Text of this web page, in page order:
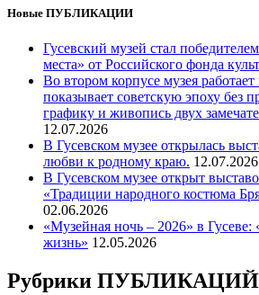
Новые ПУБЛИКАЦИИ
Гусевский музей стал
места» от Российского фонда
Во втором корпусе музея работает
показывает советскую эпоху без
графику и живопись двух
12.07.2026
В Гусевском музее открылась
любви к родному краю. 12.07.2026
В Гусевском музее открыт
«Традиции народного костюма
02.06.2026
«Музейная ночь – 2026» в
жизнь» 12.05.2026
Рубрики ПУБЛИКАЦИЙ